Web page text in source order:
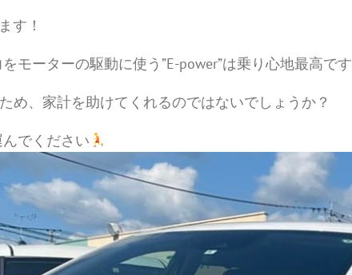
す！
モーターの駆動に使う”E-power”は乗り心地最高です
め、家計を助けてくれるのではないでしょうか？
でください